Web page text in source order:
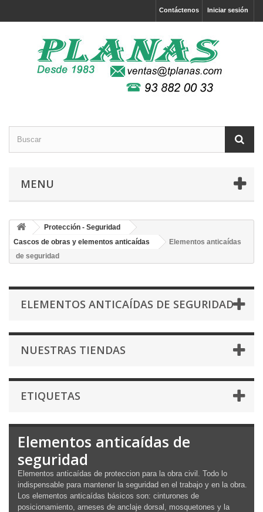
Iniciar sesión
Contáctenos
MENU
Protección - Seguridad
Cascos de obras y elementos anticaídas
Elementos anticaídas
de seguridad
ELEMENTOS ANTICAÍDAS DE SEGURIDAD
NUESTRAS TIENDAS
ETIQUETAS
Elementos anticaídas de
seguridad
Elementos anticaídas de proteccion para la obra civil. Todo lo
indispensable para mantener la seguridad en el trabajo y en la obra.
Los elementos anticaídas básicos son: cinturones de
posicionamiento, arneses de anclaje dorsal, mosquetones y la